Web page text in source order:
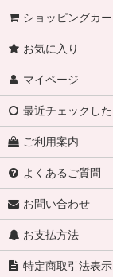
ショッピングカー
お気に入り
マイページ
最近チェックし
ご利用案内
よくあるご質問
お問い合わせ
お支払方法
特定商取引法表示